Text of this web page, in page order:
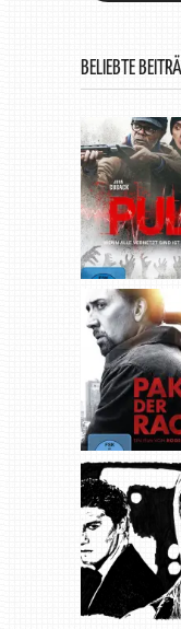
BELIEBTE